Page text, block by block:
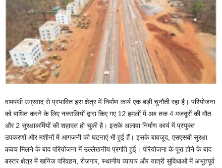
वामपंथी उग्रवाद से प्रभावित इस क्षेत्र में निर्माण कार्य एक बड़ी चुनौती रहा है। परियोजना
को बाधित करने के लिए नक्सलियों द्वारा किए गए 12 हमलों में अब तक 4 मजदूरों की मौत
और 2 सुरक्षाकर्मियों की शहादत हो चुकी है। इसके अलावा निर्माण कार्य में प्रयुक्त
उपकरणों और मशीनों में आगजनी की घटनाएं भी हुई हैं। इसके बावजूद, एसएसबी सुरक्षा
कवच मिलने के बाद परियोजना में उल्लेखनीय प्रगति हुई। परियोजना के पूरा होने के बाद
बस्तर क्षेत्र में खनिज परिवहन, रोजगार, स्थानीय व्यापार और यात्री सुविधाओं में अभूतपूर्व